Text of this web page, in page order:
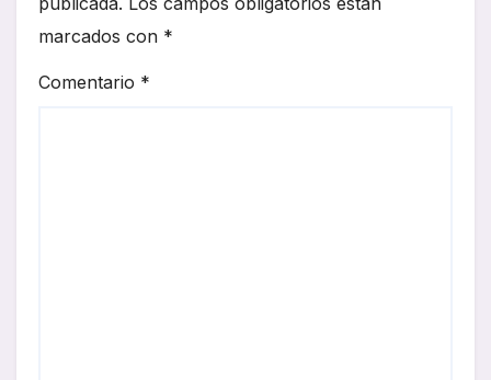
marcados con *
Comentario *